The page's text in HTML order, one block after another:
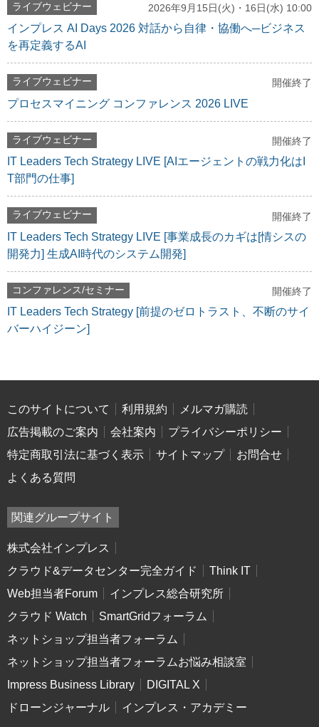
ライブウェビナー 2026年9月15日(火)・16日(水) 10:00
インプレス AI Days 2026 対話から自律・協働へ─ビジネス
を再定義するAI
ライブウェビナー 開催終了
プロセスマイニング コンファレンス 2026 LIVE
ライブウェビナー 開催終了
IT Leaders Tech Strategy LIVE [AIエージェントの戦力化はI
T部門の仕事]
ライブウェビナー 開催終了
IT Leaders Tech Strategy LIVE [事業成長のカギは[情シスの
開発力] 生成AI時代のシステム開発]
コンファレンス/セミナー 開催終了
IT Leaders Tech Strategy [前提のゼロトラスト、不断のサイ
バーハイジーン]
このサイトについて 利用規約
メルマガ購読
広告掲載のご案内
会社案内
プライバシーポリシー
特定商取引法に基づく表示
サイトマップ
お問合せ
よくある質問
関連グループサイト
株式会社インプレス
クラウド&データセンター完全ガイド
Think IT
Web担当者Forum
インプレス総合研究所
クラウド Watch
SmartGridフォーラム
ネットショップ担当者フォーラム
ネットショップ担当者フォーラムお悩み相談室
Impress Business Library
DIGITAL X
ドローンジャーナル
インプレス・アカデミー